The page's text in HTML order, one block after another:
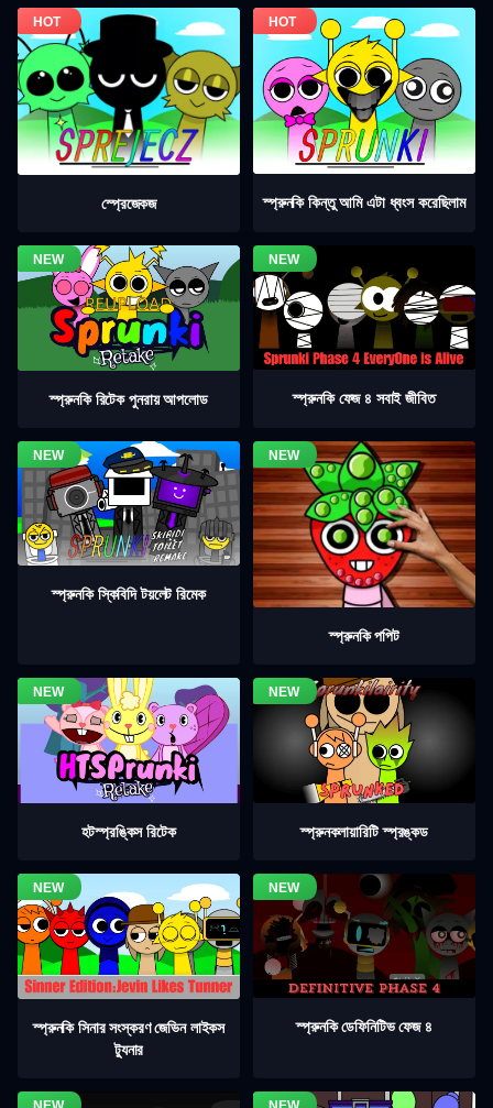
স্প্রেজেকজ স্প্রুনকি কিন্তু আমি এটা ধ্বংস করেছিলাম
স্প্রুনকি রিটেক পুনরায় আপলোড স্প্রুনকি ফেজ ৪ সবাই জীবিত
স্প্রুনকি স্কিবিদি টয়লেট রিমেক
স্প্রুনকি পপিট
হটস্প্রঙ্কিস রিটেক স্প্রুনকলায়ারিটি স্প্রঙ্কড
স্প্রুনকি সিনার সংস্করণ জেভিন লাইকস
ট্যুনার
স্প্রুনকি ডেফিনিটিভ ফেজ ৪